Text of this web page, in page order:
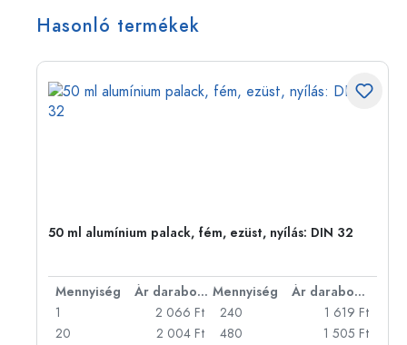
Hasonló termékek
50 ml alumínium palack, fém, ezüst, nyílás: DIN 32
Mennyiség Ár darabonként Mennyiség
Ár darabonként
1
2 066 Ft
20
2 004 Ft
240
1 619 Ft
480
1 505 Ft